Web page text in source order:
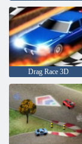
Drag Race 3D